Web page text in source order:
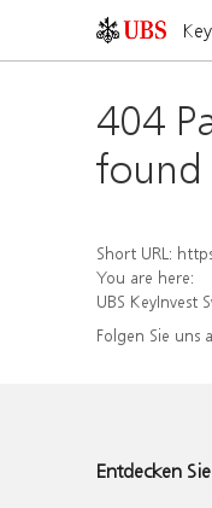
404
found
Short URL: https://
You are here:
UBS KeyInvest
Folgen Sie uns
Entdecken